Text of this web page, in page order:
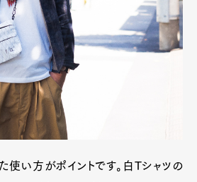
使い方がポイントです。白Tシャツの